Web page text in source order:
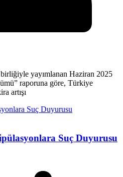
yayımlanan Haziran 2025
raporuna göre, Türkiye
artışı
Suç Duyurusu